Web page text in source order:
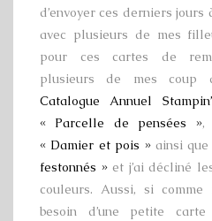
d’envoyer ces derniers jours
avec plusieurs de mes
pour ces cartes de
plusieurs de mes coup
Catalogue Annuel
« Parcelle de pensées »,
« Damier et pois »ainsi que
festonnés »et j’ai décliné
couleurs. Aussi, si comme
besoin d’une petite